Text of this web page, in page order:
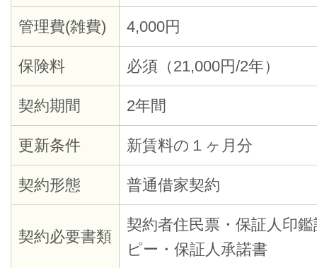
管理費(雑費) 4,000円
保険料 必須（21,000円/2年）
契約期間 2年間
更新条件 新賃料の１ヶ月分
契約形態 普通借家契約
契約必要書類
契約者住民票・保証人印
ピー・保証人承諾書